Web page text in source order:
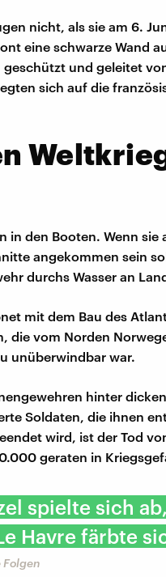
nicht, als sie am 6.
eine schwarze Wand
und geleitet
sich auf die
den Booten. Wenn sie
angekommen sein
durchs Wasser an
mit dem Bau des
die vom Norden
unüberwindbar war.
hinter
Soldaten, die ihnen
wird, ist der Tod
geraten in
spielte sich
Havre färbte
Folgen